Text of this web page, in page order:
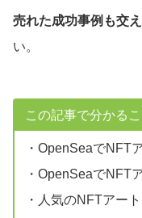
売れた成功事例も交
い。
この記事で分かるこ
・OpenSeaでNFT
・OpenSeaでNFT
・人気のNFTアー